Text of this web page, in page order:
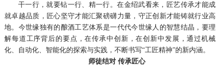
干一行，就要钻一行、精一行。在金绍武看来，匠艺传承才能成
就卓越品质，匠心坚守才能汇聚磅礴力量，守正创新才能铸就行业高
地。今世缘独有的酿酒工艺体系是一代代今世缘人的智慧结晶，要理
解每道工序背后的要点，在传承中创新，在创新中发展，通过机械
化、自动化、智能化的探索与实践，不断书写“工匠精神”的新内涵。
师徒结对 传承匠心